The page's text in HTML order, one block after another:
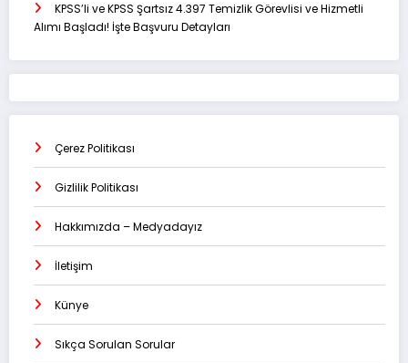
KPSS’li ve KPSS Şartsız 4.397 Temizlik Görevlisi ve Hizmetli
Alımı Başladı! İşte Başvuru Detayları
Çerez Politikası
Gizlilik Politikası
Hakkımızda – Medyadayız
İletişim
Künye
Sıkça Sorulan Sorular